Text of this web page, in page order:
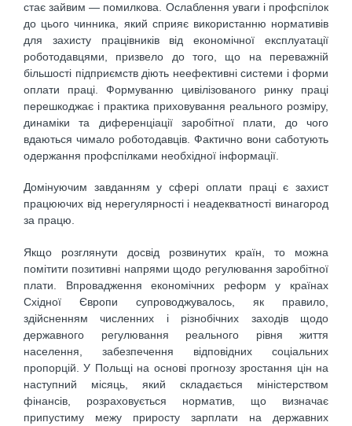
стає зайвим — помилкова. Ослаблення уваги і профспілок
до цього чинника, який сприяє використанню нормативів
для захисту працівників від економічної експлуатації
роботодавцями, призвело до того, що на переважній
більшості підприємств діють неефективні системи і форми
оплати праці. Формуванню цивілізованого ринку праці
перешкоджає і практика приховування реального розміру,
динаміки та диференціації заробітної плати, до чого
вдаються чимало роботодавців. Фактично вони саботують
одержання профспілками необхідної інформації.
Домінуючим завданням у сфері оплати праці є захист
працюючих від нерегулярності і неадекватності винагород
за працю.
Якщо розглянути досвід розвинутих країн, то можна
помітити позитивні напрями щодо регулювання заробітної
плати. Впровадження економічних реформ у країнах
Східної Європи супроводжувалось, як правило,
здійсненням численних і різнобічних заходів щодо
державного регулювання реального рівня життя
населення, забезпечення відповідних соціальних
пропорцій. У Польщі на основі прогнозу зростання цін на
наступний місяць, який складається міністерством
фінансів, розраховується норматив, що визначає
припустиму межу приросту зарплати на державних